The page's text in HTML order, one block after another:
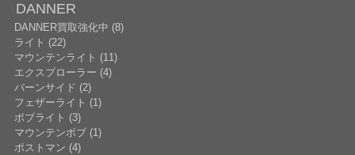
DANNER
DANNER買取強化中 (8)
ライト (22)
マウンテンライト (11)
エクスプローラー (4)
バーンサイド (2)
フェザーライト (1)
ボブライト (3)
マウンテンボブ (1)
ポストマン (4)